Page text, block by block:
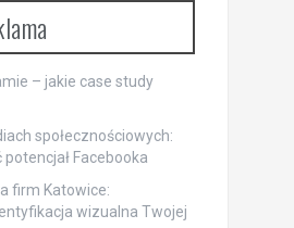
– jakie case study
społecznościowych:
Facebooka
firm Katowice:
wizualna Twojej